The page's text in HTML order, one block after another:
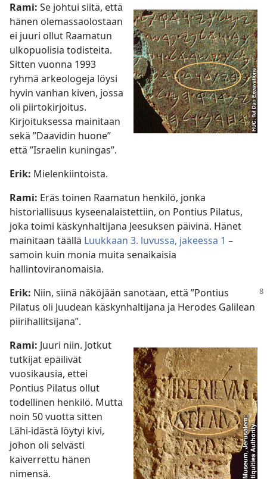
Rami: Se johtui siitä, että
hänen olemassaolostaan
ei juuri ollut Raamatun
ulkopuolisia todisteita.
Sitten vuonna 1993
ryhmä arkeologeja löysi
hyvin vanhan kiven, jossa
oli piirtokirjoitus.
Kirjoituksessa mainitaan
sekä ”Daavidin huone”
että ”Israelin kuningas”.
Erik: Mielenkiintoista.
Rami: Eräs toinen Raamatun henkilö, jonka
historiallisuus kyseenalaistettiin, on Pontius Pilatus,
joka toimi käskynhaltijana Jeesuksen päivinä. Hänet
mainitaan täällä Luukkaan 3. luvussa, jakeessa 1 –
samoin kuin monia muita senaikaisia
hallintoviranomaisia.
Erik: Niin, siinä näköjään sanotaan, että ”Pontius
Pilatus oli Juudean käskynhaltijana ja Herodes Galilean
piirihallitsijana”.
Rami: Juuri niin. Jotkut
tutkijat epäilivät
vuosikausia, ettei
Pontius Pilatus ollut
todellinen henkilö. Mutta
noin 50 vuotta sitten
Lähi-idästä löytyi kivi,
johon oli selvästi
kaiverrettu hänen
nimensä.